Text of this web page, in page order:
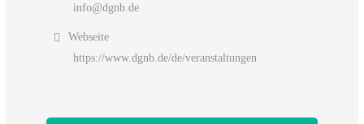
info@dgnb.de
Webseite
https://www.dgnb.de/de/veranstaltungen